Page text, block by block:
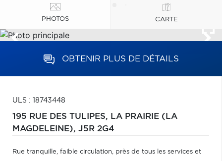
PHOTOS CARTE
OBTENIR PLUS DE DÉTAILS
ULS : 18743448
195 RUE DES TULIPES, LA PRAIRIE (LA
MAGDELEINE), J5R 2G4
Rue tranquille, faible circulation, près de tous les services et